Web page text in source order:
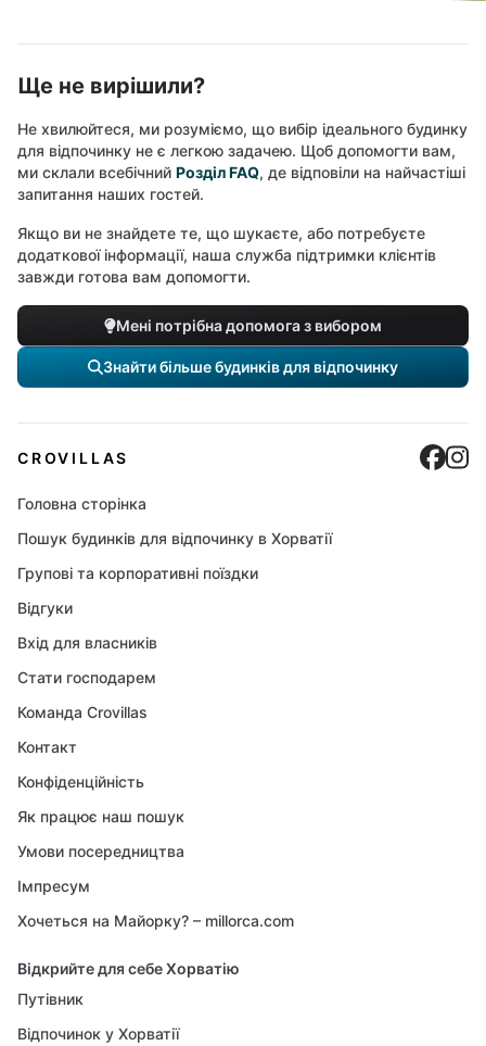
Ще не вирішили?
Не хвилюйтеся, ми розуміємо, що вибір ідеального будинку
для відпочинку не є легкою задачею. Щоб допомогти вам,
ми склали всебічний Розділ FAQ, де відповіли на найчастіші
запитання наших гостей.
Якщо ви не знайдете те, що шукаєте, або потребуєте
додаткової інформації, наша служба підтримки клієнтів
завжди готова вам допомогти.
Мені потрібна допомога з вибором
Знайти більше будинків для відпочинку
CROVILLAS
Головна сторінка
Пошук будинків для відпочинку в Хорватії
Групові та корпоративні поїздки
Відгуки
Вхід для власників
Стати господарем
Команда Crovillas
Контакт
Конфіденційність
Як працює наш пошук
Умови посередництва
Імпресум
Хочеться на Майорку? – millorca.com
Відкрийте для себе Хорватію
Путівник
Відпочинок у Хорватії